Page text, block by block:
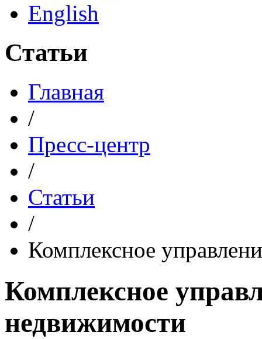
English
Статьи
Главная
/
Пресс-центр
/
Статьи
/
Комплексное
Комплексное
недвижимости